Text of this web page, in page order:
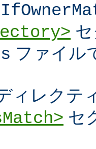
ファイル
ィレクテ
セ